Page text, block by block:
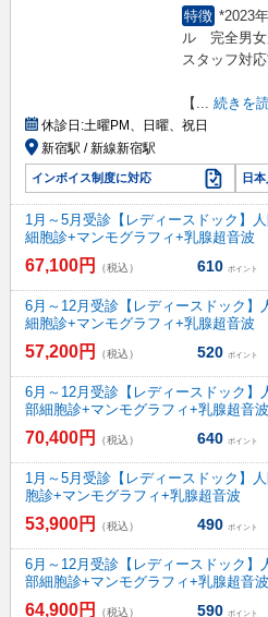
特徴 *2023
ル 完全男
スタッフ対
【 続きを
休診日:土曜PM、日曜、祝日
新宿駅 / 新線新宿駅
インボイス制度に対応 日
1月～5月受診【レディースドック】
細胞診+マンモグラフィ+乳腺超音波
67,100円 （税込） 610 ポイント
6月～12月受診【レディースドック】
細胞診+マンモグラフィ+乳腺超音波
57,200円 （税込） 520 ポイント
6月～12月受診【レディースドック】
部細胞診+マンモグラフィ+乳腺超音波
70,400円 （税込） 640 ポイント
1月～5月受診【レディースドック】
胞診+マンモグラフィ+乳腺超音波
53,900円 （税込） 490 ポイント
6月～12月受診【レディースドック】
部細胞診+マンモグラフィ+乳腺超音波
64,900円 （税込） 590 ポイント